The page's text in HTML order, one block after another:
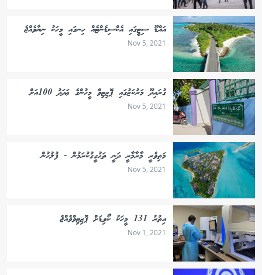
އައްޑޫ ސިޓީގައި އެކްސިޑެންޓެއް ހިނގައި މީހަކު ނިޔާވެއްޖެ
Nov 5, 2021
ގުރައިދޫ މަރުކަޒުގައި ޕޮޒިޓިވް މީހުންގެ ޢަދަދު 100އަށް
Nov 5, 2021
މަތިވެރީ މާރާމާރީ ދަނީ ތަޙުގީގުކުރަމުން - ފުލުހުން
Nov 5, 2021
އިތުރު 131 މީހަކު ކޯވިޑަށް ޕޮޒިޓިވްވެއްޖެ
Nov 1, 2021